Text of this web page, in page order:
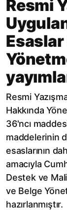
Resmi
Esaslar
Resmi
Hakkında
36'ncı
maddelerinin
esaslarının
amacıyla
Destek ve
ve Belge
hazırlanmıştır.